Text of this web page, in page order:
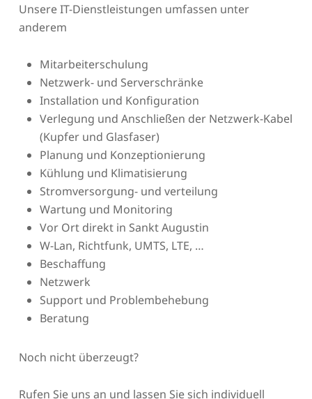
Unsere IT-Dienstleistungen umfassen unter
anderem
Mitarbeiterschulung
Netzwerk- und Serverschränke
Installation und Konfiguration
Verlegung und Anschließen der Netzwerk-Kabel
(Kupfer und Glasfaser)
Planung und Konzeptionierung
Kühlung und Klimatisierung
Stromversorgung- und verteilung
Wartung und Monitoring
Vor Ort direkt in Sankt Augustin
W-Lan, Richtfunk, UMTS, LTE, …
Beschaffung
Netzwerk
Support und Problembehebung
Beratung
Noch nicht überzeugt?
Rufen Sie uns an und lassen Sie sich individuell